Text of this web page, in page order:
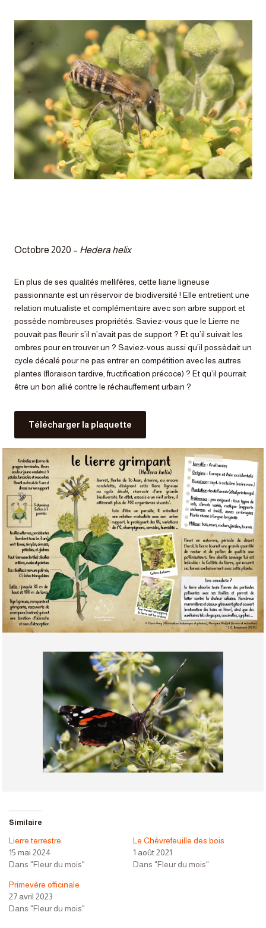
Octobre 2020 – Hedera helix
En plus de ses qualités mellifères, cette liane ligneuse
passionnante est un réservoir de biodiversité ! Elle entretient une
relation mutualiste et complémentaire avec son arbre support et
possède nombreuses propriétés. Saviez-vous que le Lierre ne
pouvait pas fleurir s’il n’avait pas de support ? Et qu’il suivait les
ombres pour en trouver un ? Saviez-vous aussi qu’il possèdait un
cycle décalé pour ne pas entrer en compétition avec les autres
plantes (floraison tardive, fructification précoce) ? Et qu’il pourrait
être un bon allié contre le réchauffement urbain ?
Télécharger la plaquette
Similaire
Lierre terrestre
15 mai 2024
Dans "Fleur du mois"
Le Chèvrefeuille des bois
1 août 2021
Dans "Fleur du mois"
Primevère officinale
27 avril 2023
Dans "Fleur du mois"